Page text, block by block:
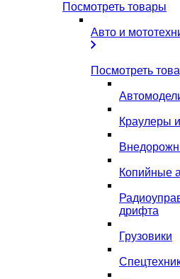
Посмотреть товары
Авто и
Посмотреть
Краулеры
Копийные
дрифта
Грузовики